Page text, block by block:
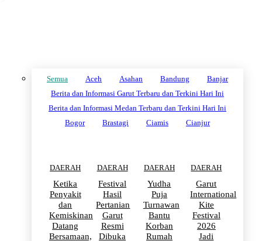
Semua Aceh Asahan Bandung
Banjar
Berita dan Informasi Garut Terbaru dan Terkini Hari Ini
Berita dan Informasi Medan Terbaru dan Terkini Hari Ini
Bogor
Brastagi Ciamis Cianjur
DAERAH
Ketika
Penyakit
dan
Kemiskinan
Datang
Bersamaan,
DAERAH
Festival
Hasil
Pertanian
Garut
Resmi
Dibuka
DAERAH
Yudha
Puja
Turnawan
Bantu
Korban
Rumah
DAERAH
Garut
International
Kite
Festival
2026
Jadi